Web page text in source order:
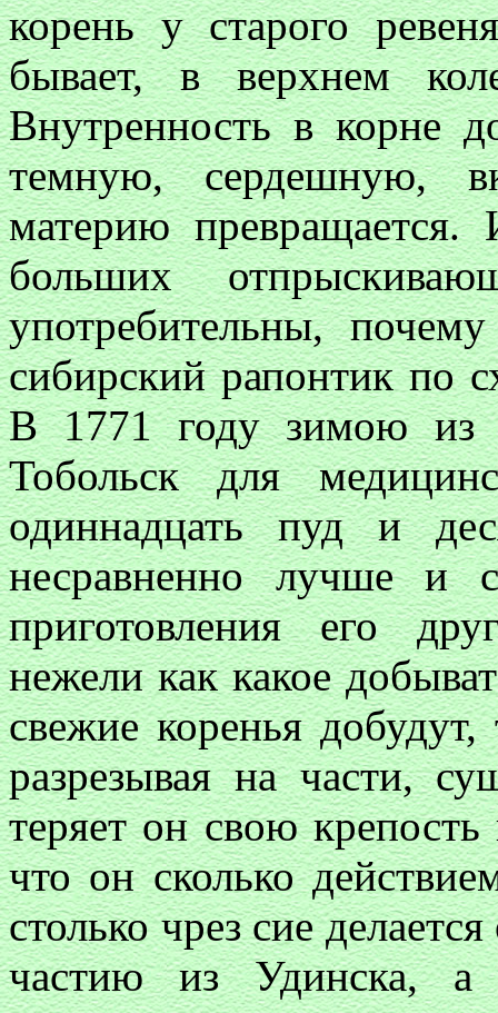
корень у старого
бывает, в верхнем
Внутренность в корне
темную, сердешную,
материю
больших
употребительны,
сибирский рапонтик по
В 1771 году зимою из
Тобольск для
одиннадцать пуд и
несравненно лучше и
приготовления его
нежели как какое
свежие коренья
разрезывая на части,
теряет он свою
что он сколько
столько чрез сие
частию из Удинска, а